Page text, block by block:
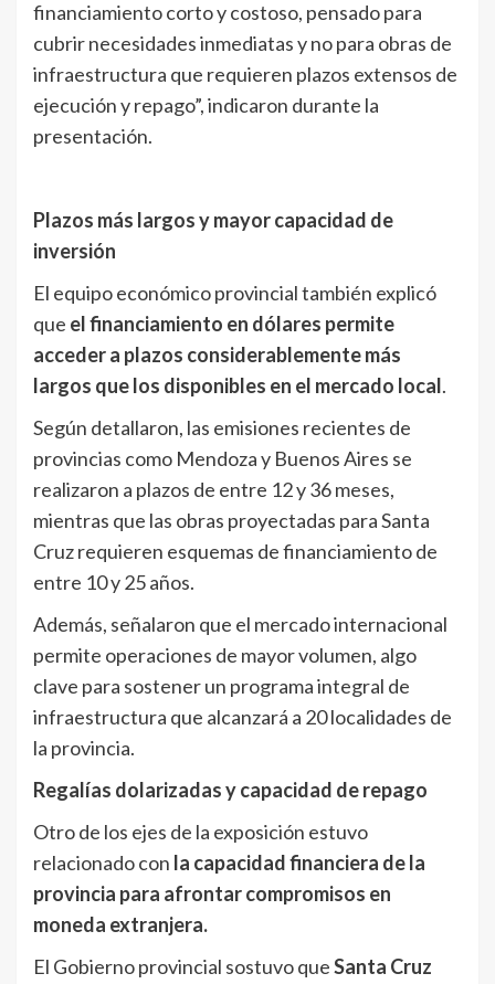
financiamiento corto y costoso, pensado para
cubrir necesidades inmediatas y no para obras de
infraestructura que requieren plazos extensos de
ejecución y repago”, indicaron durante la
presentación.
Plazos más largos y mayor capacidad de
inversión
El equipo económico provincial también explicó
que el financiamiento en dólares permite
acceder a plazos considerablemente más
largos que los disponibles en el mercado local.
Según detallaron, las emisiones recientes de
provincias como Mendoza y Buenos Aires se
realizaron a plazos de entre 12 y 36 meses,
mientras que las obras proyectadas para Santa
Cruz requieren esquemas de financiamiento de
entre 10 y 25 años.
Además, señalaron que el mercado internacional
permite operaciones de mayor volumen, algo
clave para sostener un programa integral de
infraestructura que alcanzará a 20 localidades de
la provincia.
Regalías dolarizadas y capacidad de repago
Otro de los ejes de la exposición estuvo
relacionado con la capacidad financiera de la
provincia para afrontar compromisos en
moneda extranjera.
El Gobierno provincial sostuvo queSanta Cruz